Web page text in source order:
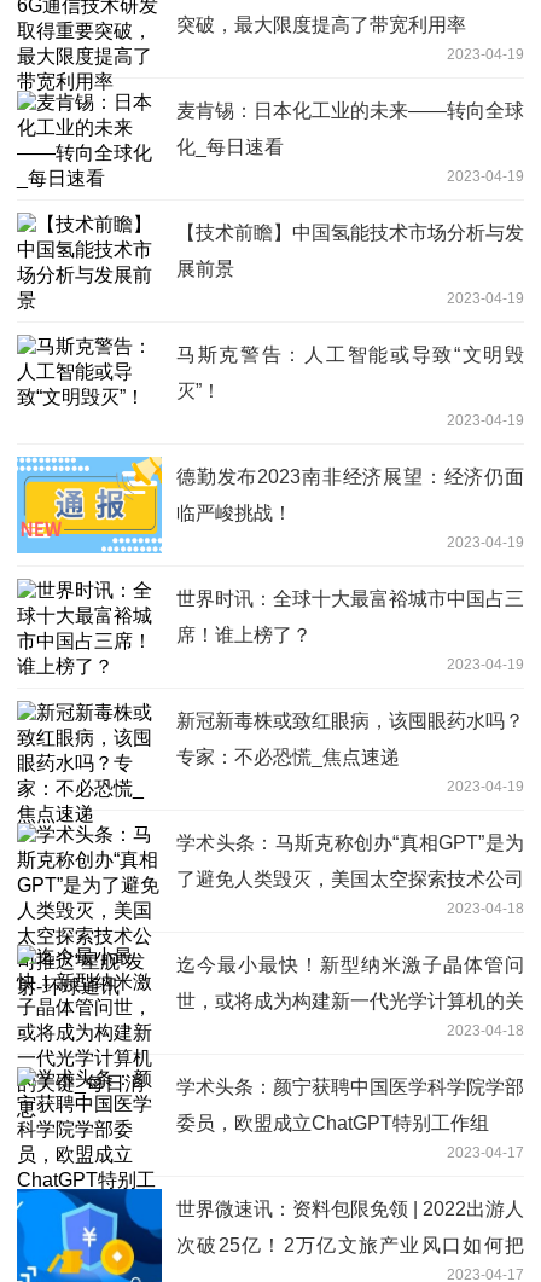
突破，最大限度提高了带宽利用率
2023-04-19
麦肯锡：日本化工业的未来——转向全球
化_每日速看
2023-04-19
【技术前瞻】中国氢能技术市场分析与发
展前景
2023-04-19
马斯克警告：人工智能或导致“文明毁
灭”！
2023-04-19
德勤发布2023南非经济展望：经济仍面
临严峻挑战！
2023-04-19
世界时讯：全球十大最富裕城市中国占三
席！谁上榜了？
2023-04-19
新冠新毒株或致红眼病，该囤眼药水吗？
专家：不必恐慌_焦点速递
2023-04-19
学术头条：马斯克称创办“真相GPT”是为
了避免人类毁灭，美国太空探索技术公司
2023-04-18
迄今最小最快！新型纳米激子晶体管问
世，或将成为构建新一代光学计算机的关
2023-04-18
学术头条：颜宁获聘中国医学科学院学部
委员，欧盟成立ChatGPT特别工作组
2023-04-17
世界微速讯：资料包限免领 | 2022出游人
次破25亿！2万亿文旅产业风口如何把
2023-04-17